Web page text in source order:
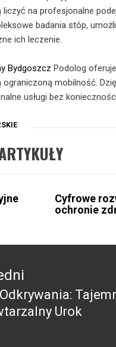
liczyć na profesjonalne
badania stóp,
ich leczenie.
Bydgoszcz Podolog
ograniczoną mobilność.
usługi bez
Cyfrowe
ochronie
Urok